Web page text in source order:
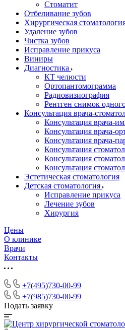
Стоматит
Отбеливание зубов
Хирургическая
Удаление зубов
Чистка зубов
Исправление прикуса
Виниры
Диагностика
КТ челюсти
Ортопантомограмма
Радиовизиография
Рентген снимок
Консультация врача-
Консультация врача-
Консультация врача-
Консультация врача-
Консультация
Консультация
Консультация
Эстетическая стоматология
Детская стоматология
Исправление прикуса
Лечение зубов
Хирургия
Цены
О клинике
Врачи
Контакты
+7(495)730-00-99
+7(985)730-00-99
Подать заявку